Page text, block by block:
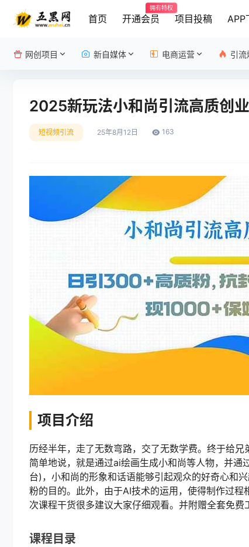
首页 开通会员
拥有特权
项目投稿 APP
网创项目 新自媒体 电商运营 引流
2025新玩法小和尚引流高质创
短视频引流 25年8月12日 163
项目介绍
历经半年，走了无数弯路，交了无数学费。终于给
简单地说，就是通过ai绘画生成小和尚等人物，并
台)，小和尚的形象和话语能够引起观众的好奇心和
粉的目的。此外，由于AI技术的运用，使得制作过
次课程干货很多建议大家仔细观看。并附赠全套免费
课程目录